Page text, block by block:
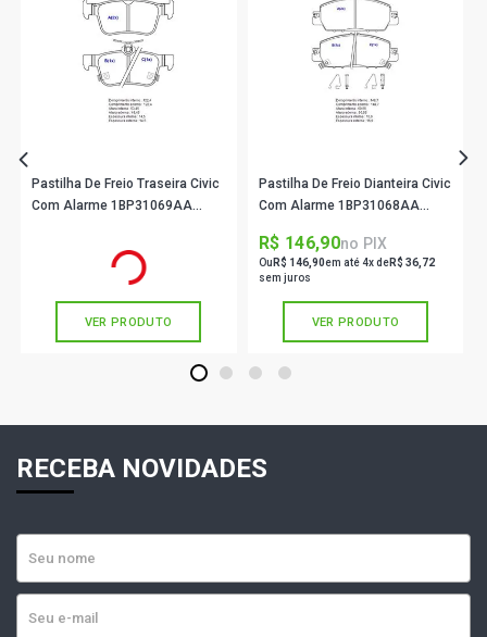
PRISMA LT SEDAN 1.4 8V ECONOFLEX N14YF FLEX (2009
- 2012)
CELTA LT HATCH 1.0 8V VHC FLEXPOWER X10YFH FLEX
(2012 - 2016)
N14YF FLEX (2013 - 2014)
AGILE LTZ EFFECT EASYTRONIC HATCH 1.4 8V
ECONOFLEX N14YF FLEX (2014 - 2014)
(2012 - 2012)
Pastilha De Freio Traseira Civic
Com Alarme 1BP31069AA
em até 3x de
VER PRODUTO
Pastilha De Freio Dianteira Civic
Com Alarme 1BP31068AA
R$ 146,90no PIX
Ou R$ 146,90em até 4x deR$ 36,72
sem juros
VER PRODUTO
1 2 3 4
RECEBA NOVIDADES